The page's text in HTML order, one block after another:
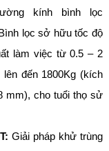
kính bình lọc
lọc sở hữu tốc độ
làm việc từ 0.5 – 2
đến 1800Kg (kích
mm), cho tuổi thọ sử
Giải pháp khử trùng